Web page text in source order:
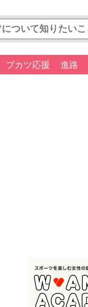
ブカツ応援 進路